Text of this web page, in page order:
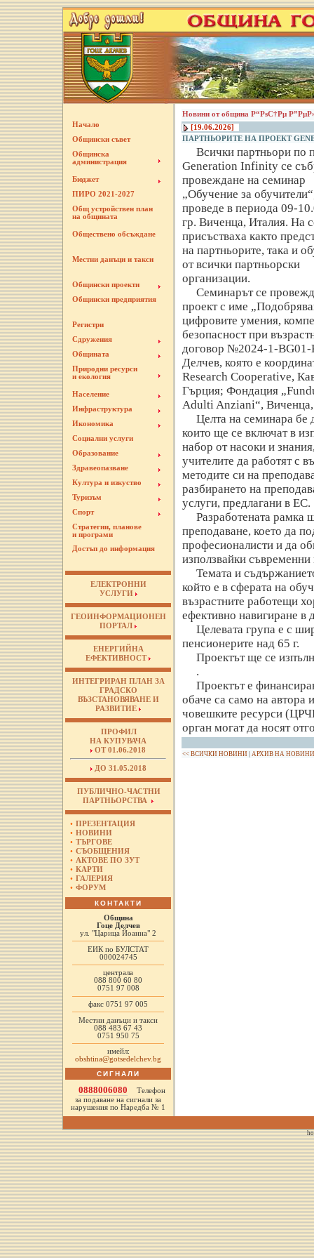
ЕЛЕКТРОННИ
УСЛУГИ
ГЕОИНФОРМАЦИОНЕН
ПОРТАЛ
ЕНЕРГИЙНА
ЕФЕКТИВНОСТ
ИНТЕГРИРАН ПЛАН ЗА
ГРАДСКО
ВЪЗСТАНОВЯВАНЕ И
РАЗВИТИЕ
ПРОФИЛ
НА КУПУВАЧА
ОТ 01.06.2018
ДО 31.05.2018
ПУБЛИЧНО-ЧАСТНИ
ПАРТНЬОРСТВА
• ПРЕЗЕНТАЦИЯ
• НОВИНИ
• ТЪРГОВЕ
• СЪОБЩЕНИЯ
• АКТОВЕ ПО ЗУТ
• КАРТИ
• ГАЛЕРИЯ
• ФОРУМ
КОНТАКТИ
Община
Гоце Делчев
ул. "Царица Йоанна" 2
ЕИК по БУЛСТАТ
000024745
централа
088 800 60 80
0751 97 008
факс 0751 97 005
Местни данъци и такси
088 483 67 43
0751 950 75
имейл:
obshtina@gotsedelchev.bg
СИГНАЛИ
0888006080
Телефон
за подаване на сигнали за
нарушения по Наредба № 1
Новини от община Р“РѕС†Рµ
[19.06.2026]
ПАРТНЬОРИТЕ НА ПРОЕКТ
Всички партньори по
Generation Infinity се
провеждане на семинар
„Обучение за
проведе в периода 09-
гр. Виченца, Италия. На
присъстваха както
на партньорите, така и
от всички партньорски
организации.
Семинарът се
проект с име
цифровите умения,
безопасност при
договор №2024-1-
Делчев, която е
Research Cooperative,
Гърция; Фондация
Adulti Anziani“, Виченца,
Целта на семинара бе
които ще се включат в
набор от насоки и
учителите да работят с
методите си на
разбирането на
услуги, предлагани в ЕС.
Разработената рамка
преподаване, което да
професионалисти и да
използвайки съвременни
Темата и
който е в сферата на
възрастните работещи
ефективно навигиране в
Целевата група е с
пенсионерите над 65 г.
Проектът ще се
.
Проектът е
обаче са само на автора
човешките ресурси
орган могат да носят
<< ВСИЧКИ НОВИНИ АРХИВ НА
Начало
Общински съвет
Общинска
администрация
Бюджет
ПИРО 2021-2027
Общ устройствен план
на общината
Обществено обсъждане
Местни данъци и такси
Общински проекти
Общински предприятия
Регистри
Сдружения
Общината
Природни ресурси
и екология
Население
Инфраструктура
Икономика
Социални услуги
Образование
Здравеопазване
Култура и изкуство
Туризъм
Спорт
Стратегии, планове
и програми
Достъп до информация